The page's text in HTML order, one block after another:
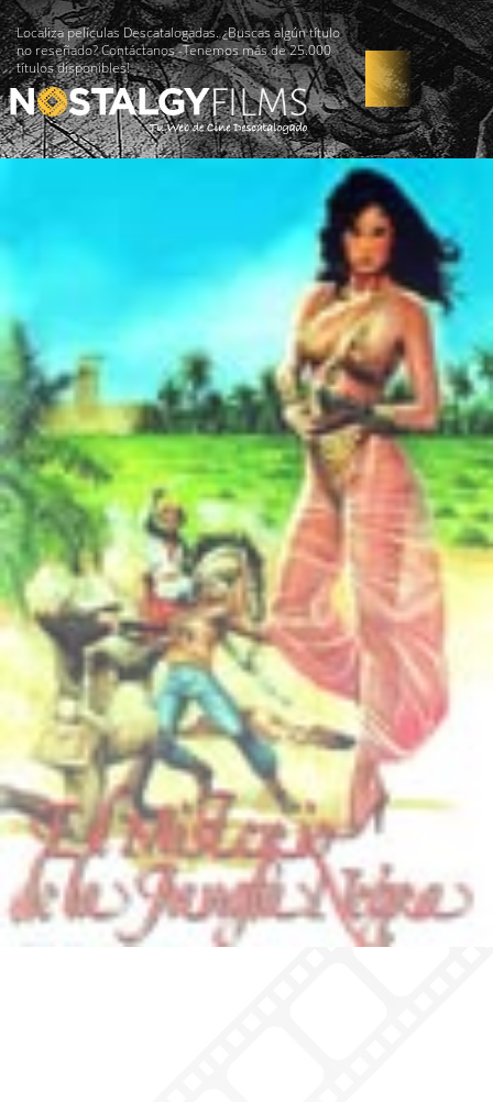
Localiza películas Descatalogadas. ¿Buscas algún título
no reseñado? Contáctanos -Tenemos más de 25.000
títulos disponibles!